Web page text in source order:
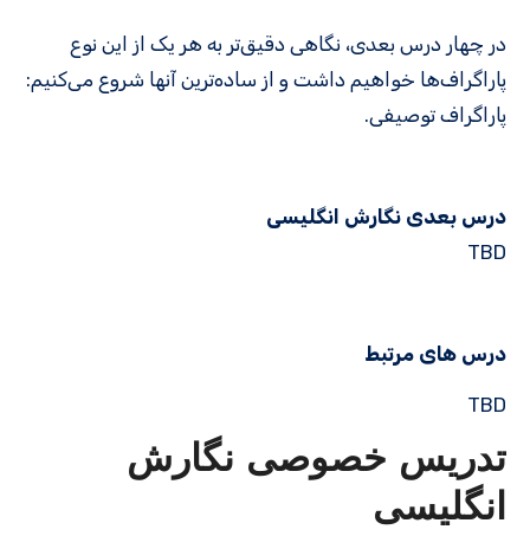
در چهار درس بعدی، نگاهی دقیق‌تر به هر یک از این نوع
پاراگراف‌ها خواهیم داشت و از ساده‌ترین آنها شروع می‌کنیم:
پاراگراف توصیفی.
درس بعدی نگارش انگلیسی
TBD
درس های مرتبط
TBD
تدریس خصوصی نگارش
انگلیسی